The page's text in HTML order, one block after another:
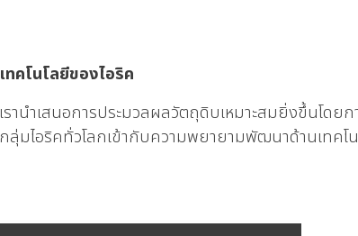
เทคโนโลยีของไอริค
เรานำเสนอการประมวลผลวัตถุดิบเหมาะสมยิ่งขึ้นโด
กลุ่มไอริคทั่วโลกเข้ากับความพยายามพัฒนาด้านเทคโน